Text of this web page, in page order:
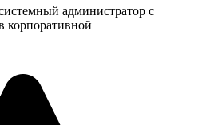
администратор с
корпоративной